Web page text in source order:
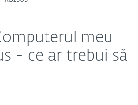
meu
- ce ar trebui să